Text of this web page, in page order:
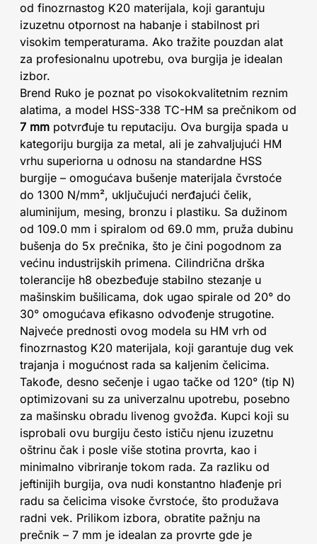
od finozrnastog K20 materijala, koji garantuju
izuzetnu otpornost na habanje i stabilnost pri
visokim temperaturama. Ako tražite pouzdan alat
za profesionalnu upotrebu, ova burgija je idealan
izbor.
Brend Ruko je poznat po visokokvalitetnim reznim
alatima, a model HSS-338 TC-HM sa prečnikom od
7 mm potvrđuje tu reputaciju. Ova burgija spada u
kategoriju burgija za metal, ali je zahvaljujući HM
vrhu superiorna u odnosu na standardne HSS
burgije – omogućava bušenje materijala čvrstoće
do 1300 N/mm², uključujući nerđajući čelik,
aluminijum, mesing, bronzu i plastiku. Sa dužinom
od 109.0 mm i spiralom od 69.0 mm, pruža dubinu
bušenja do 5x prečnika, što je čini pogodnom za
većinu industrijskih primena. Cilindrična drška
tolerancije h8 obezbeđuje stabilno stezanje u
mašinskim bušilicama, dok ugao spirale od 20° do
30° omogućava efikasno odvođenje strugotine.
Najveće prednosti ovog modela su HM vrh od
finozrnastog K20 materijala, koji garantuje dug vek
trajanja i mogućnost rada sa kaljenim čelicima.
Takođe, desno sečenje i ugao tačke od 120° (tip N)
optimizovani su za univerzalnu upotrebu, posebno
za mašinsku obradu livenog gvožđa. Kupci koji su
isprobali ovu burgiju često ističu njenu izuzetnu
oštrinu čak i posle više stotina provrta, kao i
minimalno vibriranje tokom rada. Za razliku od
jeftinijih burgija, ova nudi konstantno hlađenje pri
radu sa čelicima visoke čvrstoće, što produžava
radni vek. Prilikom izbora, obratite pažnju na
prečnik – 7 mm je idealan za provrte gde je